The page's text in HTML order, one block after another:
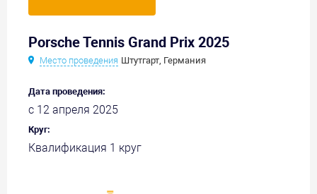
Porsche Tennis Grand Prix 2025
Место проведения Штутгарт, Германия
Дата проведения:
с 12 апреля 2025
Круг:
Квалификация 1 круг